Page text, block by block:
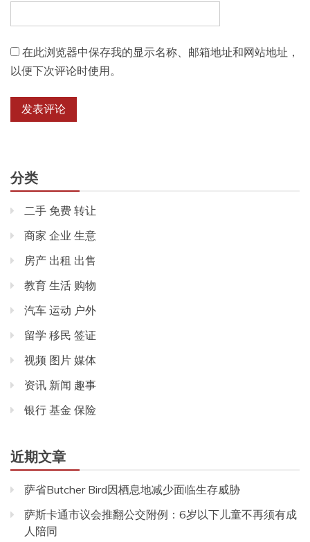
在此浏览器中保存我的显示名称、邮箱地址和网站地址，
以便下次评论时使用。
分类
二手 免费 转让
商家 企业 生意
房产 出租 出售
教育 生活 购物
汽车 运动 户外
留学 移民 签证
视频 图片 媒体
资讯 新闻 趣事
银行 基金 保险
近期文章
萨省Butcher Bird因栖息地减少面临生存威胁
萨斯卡通市议会推翻公交附例：6岁以下儿童不再须有成
人陪同